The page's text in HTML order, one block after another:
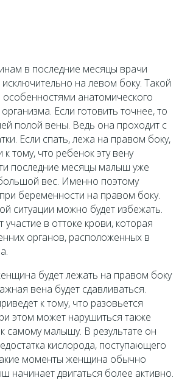
в последние месяцы врачи
на левом боку. Такой
анатомического
Если готовить точнее, то
полой вены. Ведь она проходит с
Если спать, лежа на правом боку,
тому, что ребенок эту вену
последние месяцы малыш уже
вес. Именно поэтому
беременности на правом боку.
ситуации можно будет избежать.
в оттоке крови, которая
органов, расположенных в
будет лежать на правом боку
вена будет сдавливаться.
к тому, что разовьется
этом может нарушиться также
самому малышу. В результате он
кислорода, поступающего
моменты женщина обычно
начинает двигаться более активно.